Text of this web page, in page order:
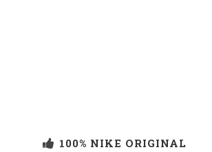
100% NIKE ORIGINAL